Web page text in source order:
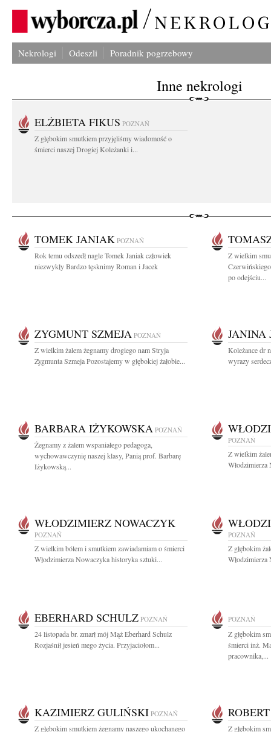
Nekrologi Odeszli Poradnik pogrzebowy
Inne nekrologi
ELŻBIETA FIKUS POZNAŃ
Z głębokim smutkiem przyjęliśmy wiadomość o
śmierci naszej Drogiej Koleżanki i...
TOMEK JANIAK POZNAŃ
Rok temu odszedł nagle Tomek Janiak człowiek
niezwykły Bardzo tęsknimy Roman i Jacek
Z wielkim
po odejściu...
ZYGMUNT SZMEJA POZNAŃ
Z wielkim żalem żegnamy drogiego nam Stryja
Zygmunta Szmeja Pozostajemy w głębokiej żałobie...
JANINA
Koleżance dr
wyrazy
BARBARA IŻYKOWSKA POZNAŃ
Żegnamy z żalem wspaniałego pedagoga,
wychowawczynię naszej klasy, Panią prof. Barbarę
Iżykowską...
POZNAŃ
Z wielkim
WŁODZIMIERZ NOWACZYK
POZNAŃ
Z wielkim bólem i smutkiem zawiadamiam o śmierci
Włodzimierza Nowaczyka historyka sztuki...
POZNAŃ
Z głębokim
EBERHARD SCHULZ POZNAŃ
24 listopada br. zmarł mój Mąż Eberhard Schulz
Rozjaśnił jesień mego życia. Przyjaciołom...
POZNAŃ
Z głębokim
śmierci inż.
pracownika,...
KAZIMIERZ GULIŃSKI POZNAŃ
Z głębokim smutkiem żegnamy naszego ukochanego
Z głębokim